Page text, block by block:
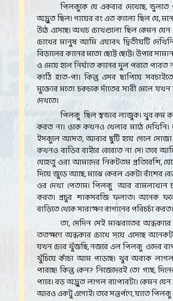
পিলকুকে যে একবার দেখেছে, ভুলতে
অদ্ভুত ছিল। গায়ের রং এত কালো ছিল যে,
উঠে এসেছে। অথচ চোখগুলো ছিল কেমন
চোখের মানুষ আমি এযাবৎ দ্বিতীয়টি
বিড়ালের কানের মতো ছোট্ট ছোট্ট। উপরে
ও মেয়ে হলে নির্ঘাত কানের দুল পরতে
কাঠি হাত-পা। কিন্তু এসব ছাপিয়ে
মুক্তোর মতো চকচকে দাঁতের সারী মেলে
দেখতে।
পিলকু ছিল স্বভাব লাজুক। খুব কম
করত না। ওকে কখনও খেলার মাঠে
ইসকুলে আসত, আবার ছুটি হয়ে গেলে সোজা
কখনও বাড়ির বাইরে বেরোত না সে। তবে
যেহেতু ওরা আমাদের নিকটতম প্রতিবেশি,
দিয়ে জুড়ে আছে, মাঝে কেবল একটা বাঁশের
ওর দেখা পেতাম। পিলকু আর রামলাখান
করত। প্রচুর শাকসবজি ফলাত। অনেক
বাড়িতে থেকে সারাক্ষণ বাগানের পরিচর্চা করত।
তা, সেদিন সেই মাঝরাতের
ততক্ষণে অন্ধকার চোখে সয়ে এসেছে
যখন চোর খুঁজছি, নজরে এল পিলকু ওদের
খুঁচিয়ে কাঁচা আম পাড়ছে। খুব অবাক
পারছে! কিন্তু কেন? নিজেদেরই তো গাছ,
পারে। বড় অদ্ভুত লাগল ব্যাপারটা। কেমন যেন
আরও একটু এগোই। তবে সন্তর্পণে, যাতে পিলকু